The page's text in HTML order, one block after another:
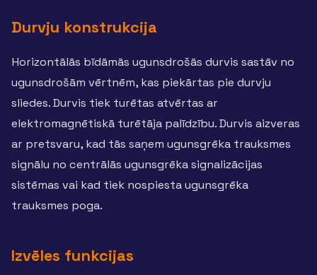
Durvju konstrukcija
Horizontālās bīdāmās ugunsdrošās durvis sastāv no
ugunsdrošām vērtnēm, kas piekārtas pie durvju
sliedes. Durvis tiek turētas atvērtas ar
elektromagnētiskā turētāja palīdzību. Durvis aizveras
ar pretsvaru, kad tās saņem ugunsgrēka trauksmes
signālu no centrālās ugunsgrēka signalizācijas
sistēmas vai kad tiek nospiesta ugunsgrēka
trauksmes poga.
Izvēles funkcijas